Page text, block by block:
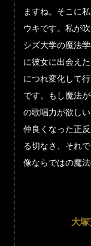
ますね。そこに
ウキです。私が
シズ大学の魔法
に彼女に出会え
につれ変化して
です。もし魔法
の歌唱力が欲し
仲良くなった正
る切なさ、それ
像ならではの魔
大塚